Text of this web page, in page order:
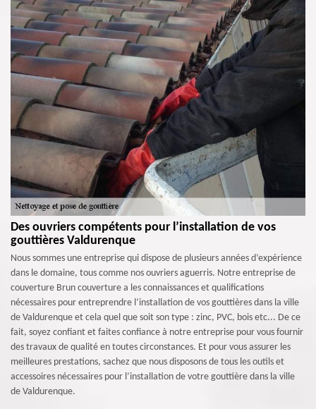
Des ouvriers compétents pour l’installation de vos
gouttières Valdurenque
Nous sommes une entreprise qui dispose de plusieurs années d’expérience
dans le domaine, tous comme nos ouvriers aguerris. Notre entreprise de
couverture Brun couverture a les connaissances et qualifications
nécessaires pour entreprendre l’installation de vos gouttières dans la ville
de Valdurenque et cela quel que soit son type : zinc, PVC, bois etc... De ce
fait, soyez confiant et faites confiance à notre entreprise pour vous fournir
des travaux de qualité en toutes circonstances. Et pour vous assurer les
meilleures prestations, sachez que nous disposons de tous les outils et
accessoires nécessaires pour l’installation de votre gouttière dans la ville
de Valdurenque.